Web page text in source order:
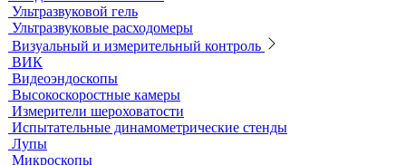
Ультразвуковой неразрушающий контроль
Ультразвуковые дефектоскопы
Ультразвуковые толщиномеры
Стандартные образцы (СОП)
Автоматизированный контроль
Преобразователи и аксессуары
Сканирующие устройства
Соединительные кабели
Ультразвуковой гель
Ультразвуковые расходомеры